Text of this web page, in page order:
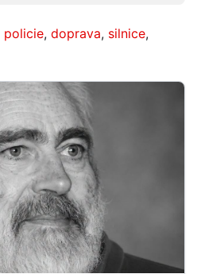
policie, doprava, silnice,